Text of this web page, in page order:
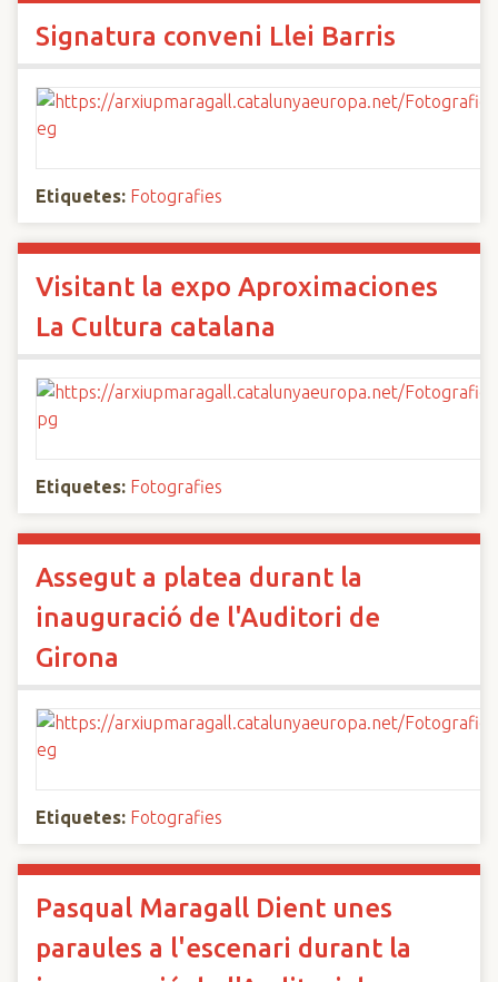
Signatura conveni Llei Barris
Etiquetes: Fotografies
Visitant la expo Aproximaciones
La Cultura catalana
Etiquetes: Fotografies
Assegut a platea durant la
inauguració de l'Auditori de
Girona
Etiquetes: Fotografies
Pasqual Maragall Dient unes
paraules a l'escenari durant la